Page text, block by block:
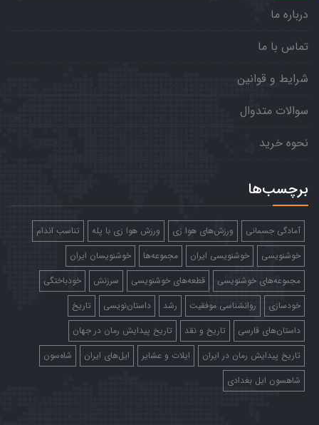
درباره ما
تماس با ما
شرایط و قوانین
سوالات متدوال
نحوه خرید
برچسب‌ها
آمادگی جسمانی ورزش‌های هوا زی ورزش هوا زی با پله
تناسب اندام
خوشنویسی
خوشنویسی ایران مجموعه‌ها
خوشنویسان ایران
مجموعه‌های خوشنویسی
قطعه‌های خوشنویسی سرزنش
خودباختگی
خودسازی
روانشناسی موفقیت رشد داستان‌نویسی
تاریخ
داستان‌های فارسی
تاریخ و نقد
تاریخ پیدایش رمان در جهان
تاریخ پیدایش رمان در ایران
ایلات و عشایر ایل‌های ایران
شاه‌سون
شاهسون ایل بغدادی